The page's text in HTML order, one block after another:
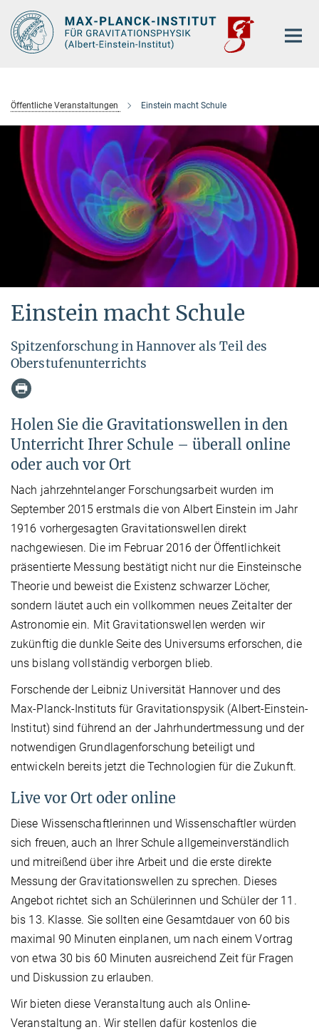
Hauptinhalt
Öffentliche Veranstaltungen Einstein macht Schule
Einstein macht Schule
Spitzenforschung in Hannover als Teil des
Oberstufenunterrichts
Holen Sie die Gravitationswellen in den
Unterricht Ihrer Schule – überall online
oder auch vor Ort
Nach jahrzehntelanger Forschungsarbeit wurden im
September 2015 erstmals die von Albert Einstein im Jahr
1916 vorhergesagten Gravitationswellen direkt
nachgewiesen. Die im Februar 2016 der Öffentlichkeit
präsentierte Messung bestätigt nicht nur die Einsteinsche
Theorie und beweist die Existenz schwarzer Löcher,
sondern läutet auch ein vollkommen neues Zeitalter der
Astronomie ein. Mit Gravitationswellen werden wir
zukünftig die dunkle Seite des Universums erforschen, die
uns bislang vollständig verborgen blieb.
Forschende der Leibniz Universität Hannover und des
Max-Planck-Instituts für Gravitationspysik (Albert-Einstein-
Institut) sind führend an der Jahrhundertmessung und der
notwendigen Grundlagenforschung beteiligt und
entwickeln bereits jetzt die Technologien für die Zukunft.
Live vor Ort oder online
Diese Wissenschaftlerinnen und Wissenschaftler würden
sich freuen, auch an Ihrer Schule allgemeinverständlich
und mitreißend über ihre Arbeit und die erste direkte
Messung der Gravitationswellen zu sprechen. Dieses
Angebot richtet sich an Schülerinnen und Schüler der 11.
bis 13. Klasse. Sie sollten eine Gesamtdauer von 60 bis
maximal 90 Minuten einplanen, um nach einem Vortrag
von etwa 30 bis 60 Minuten ausreichend Zeit für Fragen
und Diskussion zu erlauben.
Wir bieten diese Veranstaltung auch als Online-
Veranstaltung an. Wir stellen dafür kostenlos die